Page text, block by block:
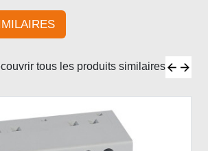
tous les produits similaires